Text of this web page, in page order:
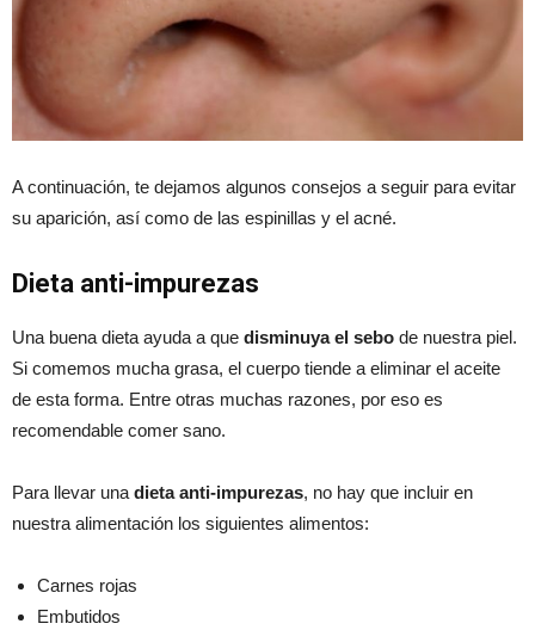
A continuación, te dejamos algunos consejos a seguir para evitar
su aparición, así como de las espinillas y el acné.
Dieta anti-impurezas
Una buena dieta ayuda a que disminuya el sebo de nuestra piel.
Si comemos mucha grasa, el cuerpo tiende a eliminar el aceite
de esta forma. Entre otras muchas razones, por eso es
recomendable comer sano.
Para llevar una dieta anti-impurezas, no hay que incluir en
nuestra alimentación los siguientes alimentos:
Carnes rojas
Embutidos